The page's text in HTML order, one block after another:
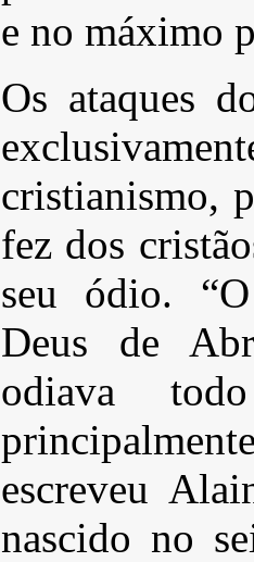
e no máximo
Os ataques
cristianismo,
fez dos
seu ódio.
Deus de
odiava
escreveu
nascido no